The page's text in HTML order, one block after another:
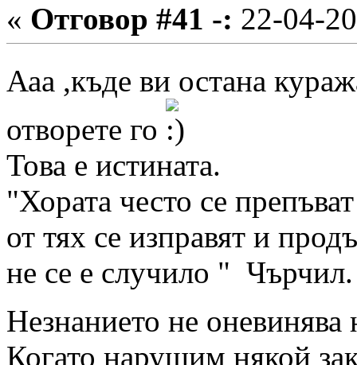
« Отговор #41 -: 22-04-
Ааа ,къде ви остана
отворете го
Това е истината.
"Хората често се
от тях се изправят и
не се е случило " Чърчил.
Незнанието не оневинява
Когато нарушим някой